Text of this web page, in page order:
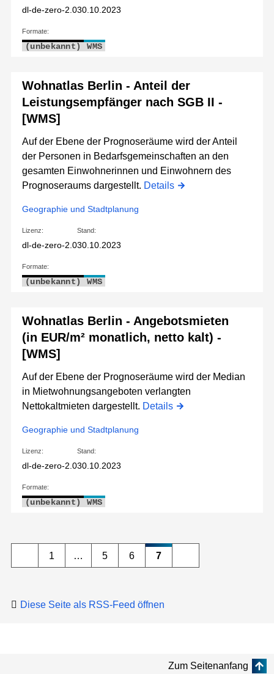
dl-de-zero-2.030.10.2023
Formate:
(unbekannt) WMS
Wohnatlas Berlin - Anteil der
Leistungsempfänger nach SGB II -
[WMS]
Auf der Ebene der Prognoseräume wird der Anteil
der Personen in Bedarfsgemeinschaften an den
gesamten Einwohnerinnen und Einwohnern des
Prognoseraums dargestellt. Details
Geographie und Stadtplanung
Lizenz:
dl-de-zero-2.0
Stand:
30.10.2023
Formate:
(unbekannt) WMS
Wohnatlas Berlin - Angebotsmieten
(in EUR/m² monatlich, netto kalt) -
[WMS]
Auf der Ebene der Prognoseräume wird der Median
in Mietwohnungsangeboten verlangten
Nettokaltmieten dargestellt. Details
Geographie und Stadtplanung
Lizenz:
dl-de-zero-2.0
Stand:
30.10.2023
Formate:
(unbekannt) WMS
1 … 5 6 7
Diese Seite als RSS-Feed öffnen
Zum Seitenanfang